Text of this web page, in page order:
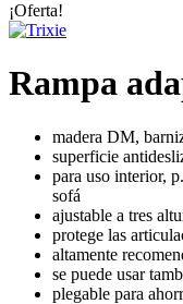
¡Oferta!
Rampa
madera DM,
superficie
para uso interior,
sofá
ajustable a tres
protege las
altamente
se puede usar
plegable para